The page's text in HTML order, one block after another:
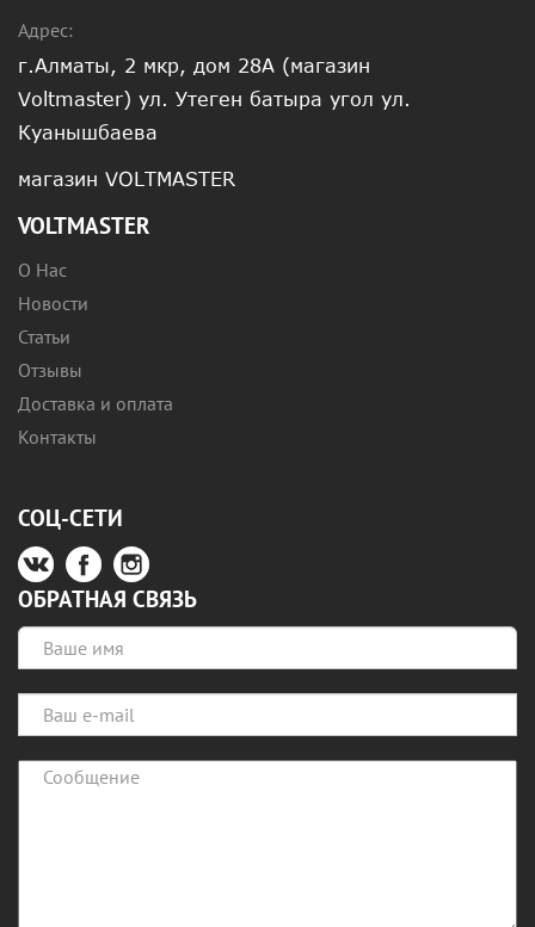
Адрес:
г.Алматы, 2 мкр, дом 28А (магазин
Voltmaster) ул. Утеген батыра угол ул.
Куанышбаева
магазин VOLTMASTER
VOLTMASTER
О Нас
Новости
Статьи
Отзывы
Доставка и оплата
Контакты
СОЦ-СЕТИ
ОБРАТНАЯ СВЯЗЬ